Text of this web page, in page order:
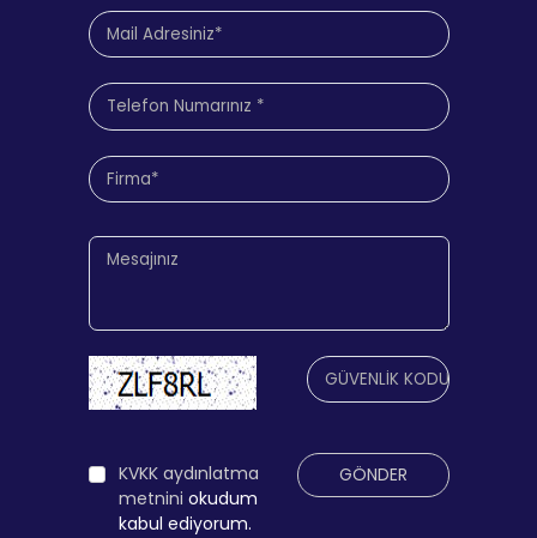
KVKK aydınlatma
metnini okudum
kabul ediyorum.
GÖNDER